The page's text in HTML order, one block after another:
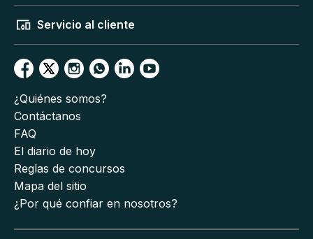
Servicio al cliente
¿Quiénes somos?
Contáctanos
FAQ
El diario de hoy
Reglas de concursos
Mapa del sitio
¿Por qué confiar en nosotros?